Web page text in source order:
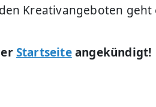
Kreativangeboten geht
Startseiteangekündigt!